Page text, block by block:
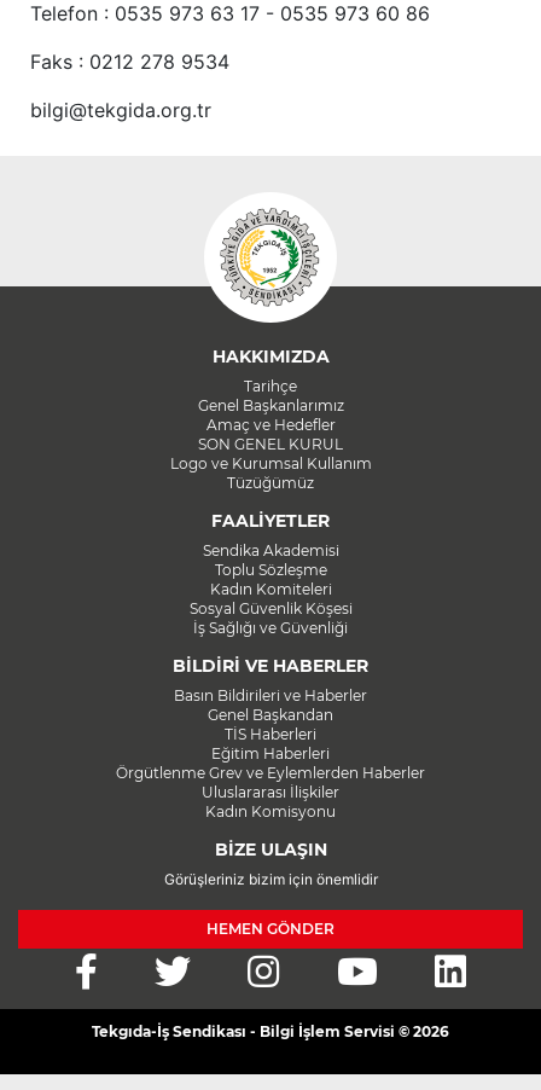
Telefon : 0535 973 63 17 - 0535 973 60 86
Faks : 0212 278 9534
bilgi@tekgida.org.tr
HAKKIMIZDA
Tarihçe
Genel Başkanlarımız
Amaç ve Hedefler
SON GENEL KURUL
Logo ve Kurumsal Kullanım
Tüzüğümüz
FAALİYETLER
Sendika Akademisi
Toplu Sözleşme
Kadın Komiteleri
Sosyal Güvenlik Köşesi
İş Sağlığı ve Güvenliği
BİLDİRİ VE HABERLER
Basın Bildirileri ve Haberler
Genel Başkandan
TİS Haberleri
Eğitim Haberleri
Örgütlenme Grev ve Eylemlerden Haberler
Uluslararası İlişkiler
Kadın Komisyonu
BİZE ULAŞIN
Görüşleriniz bizim için önemlidir
HEMEN GÖNDER
Tekgıda-İş Sendikası - Bilgi İşlem Servisi © 2026